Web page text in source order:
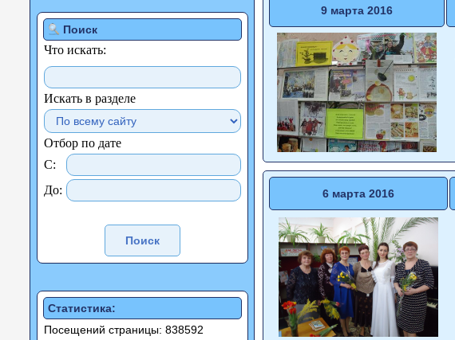
Поиск
Что искать:
Искать в разделе
Отбор по дате
С:
До:
Статистика:
Посещений страницы: 838592
9 марта 2016
6 марта 2016